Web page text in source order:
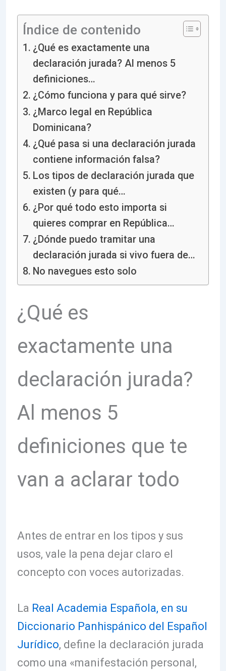
Índice de contenido
¿Qué es exactamente una
declaración jurada? Al menos 5
definiciones…
¿Cómo funciona y para qué sirve?
¿Marco legal en República
Dominicana?
¿Qué pasa si una declaración jurada
contiene información falsa?
Los tipos de declaración jurada que
existen (y para qué…
¿Por qué todo esto importa si
quieres comprar en República…
¿Dónde puedo tramitar una
declaración jurada si vivo fuera de…
No navegues esto solo
¿Qué es
exactamente una
declaración jurada?
Al menos 5
definiciones que te
van a aclarar todo
Antes de entrar en los tipos y sus
usos, vale la pena dejar claro el
concepto con voces autorizadas.
La Real Academia Española, en su
Diccionario Panhispánico del Español
Jurídico, define la declaración jurada
como una «manifestación personal,